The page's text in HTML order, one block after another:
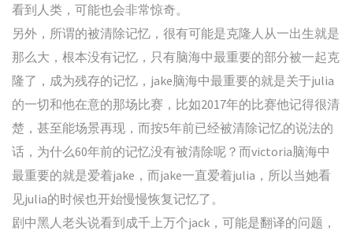
看到人类，可能也会非常惊奇。
另外，所谓的被清除记忆，很有可能是克隆人从一出生就是
那么大，根本没有记忆，只有脑海中最重要的部分被一起克
隆了，成为残存的记忆，jake脑海中最重要的就是关于julia
的一切和他在意的那场比赛，比如2017年的比赛他记得很清
楚，甚至能场景再现，而按5年前已经被清除记忆的说法的
话，为什么60年前的记忆没有被清除呢？而victoria脑海中
最重要的就是爱着jake，而jake一直爱着julia，所以当她看
见julia的时候也开始慢慢恢复记忆了。
剧中黑人老头说看到成千上万个jack，可能是翻译的问题，